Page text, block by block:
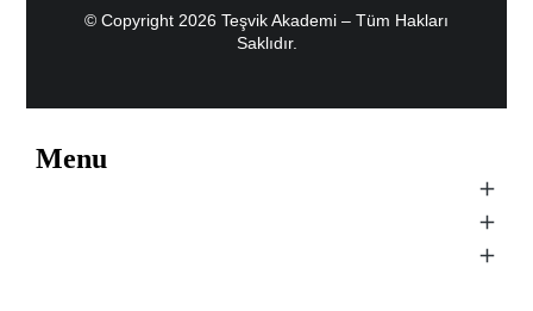
© Copyright 2026 Teşvik Akademi – Tüm Hakları
Saklıdır.
Menu